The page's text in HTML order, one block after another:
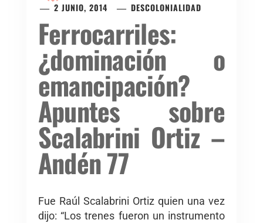
2 JUNIO, 2014
DESCOLONIALIDAD
Ferrocarriles:
¿dominación o
emancipación?
Apuntes sobre
Scalabrini Ortiz –
Andén 77
Fue Raúl Scalabrini Ortiz quien una vez
dijo: “Los trenes fueron un instrumento